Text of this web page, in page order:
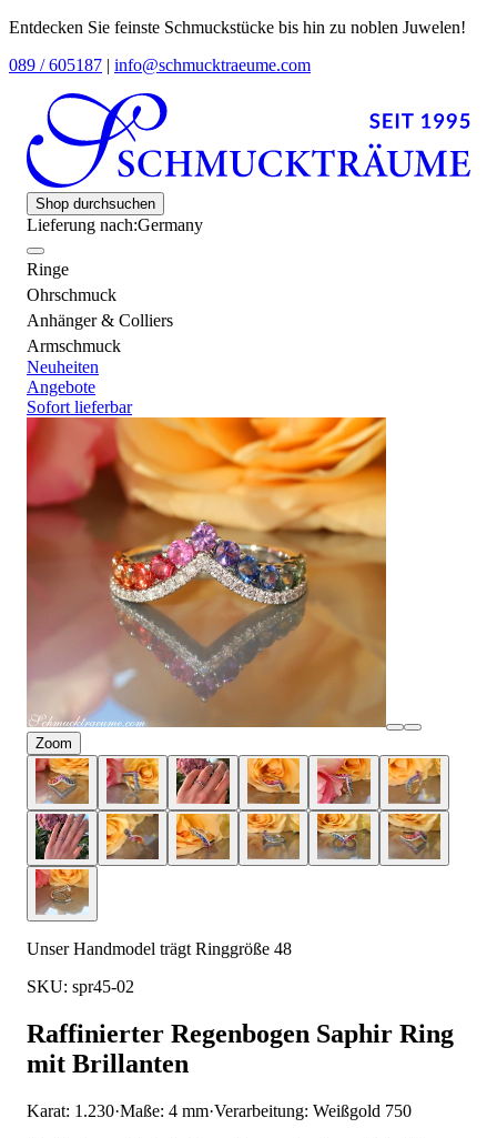
Entdecken Sie feinste Schmuckstücke bis hin zu noblen Juwelen!
089 / 605187 | info@schmucktraeume.com
Shop durchsuchen
Lieferung nach:Germany
Ringe
Ohrschmuck
Anhänger & Colliers
Armschmuck
Neuheiten
Angebote
Sofort lieferbar
Zoom
Unser Handmodel trägt Ringgröße 48
SKU: spr45-02
Raffinierter Regenbogen Saphir Ring
mit Brillanten
Karat: 1.230·Maße: 4 mm·Verarbeitung: Weißgold 750